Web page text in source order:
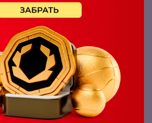
1.55
и «Сент‑Луисом» состоится в
в 5:30 по московскому времени.